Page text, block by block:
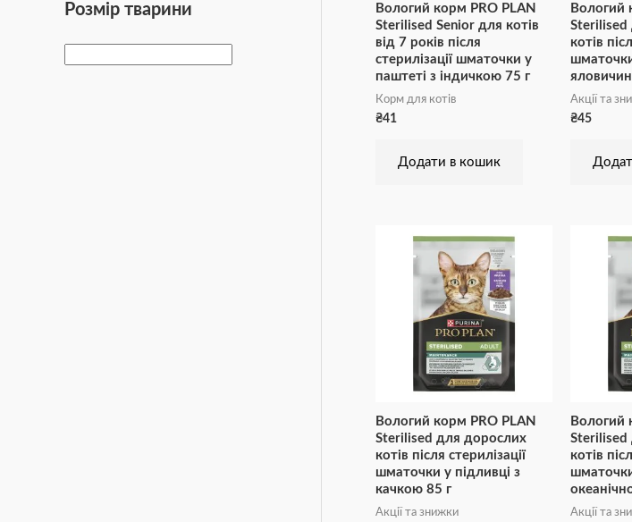
Розмір тварини
Вологий корм PRO PLAN
Sterilised Senior для котів
від 7 років після
стерилізації шматочки у
паштеті з індичкою 75 г
Корм для котів
₴41
Додати в кошик
Вологий
Sterilised
котів
Акції та
₴45
Вологий корм PRO PLAN
Sterilised для дорослих
котів після стерилізації
шматочки у підливці з
качкою 85 г
Акції та знижки
Вологий
Sterilised
котів
Акції та